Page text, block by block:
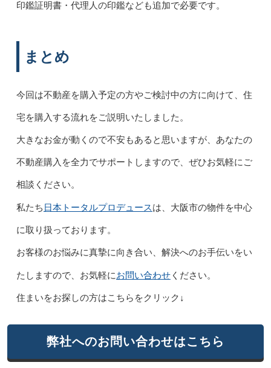
印鑑証明書・代理人の印鑑なども追加で必要です。
まとめ
今回は不動産を購入予定の方やご検討中の方に向けて、住
宅を購入する流れをご説明いたしました。
大きなお金が動くので不安もあると思いますが、あなたの
不動産購入を全力でサポートしますので、ぜひお気軽にご
相談ください。
私たち 日本トータルプロデュースは、大阪市の物件を中心
に取り扱っております。
お客様のお悩みに真摯に向き合い、解決へのお手伝いをい
たしますので、お気軽にお問い合わせください。
住まいをお探しの方はこちらをクリック↓
弊社へのお問い合わせはこちら